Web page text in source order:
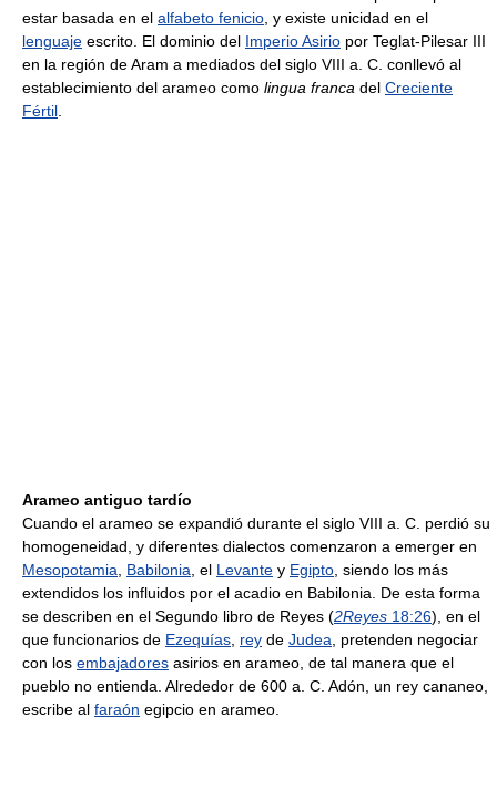
estar basada en el alfabeto fenicio , y existe unicidad en el
lenguaje escrito. El dominio del Imperio Asirio por Teglat-Pilesar III
en la región de Aram a mediados del siglo VIII a. C. conllevó al
establecimiento del arameo como lingua franca del Creciente
Fértil
Arameo antiguo tardío
Cuando el arameo se expandió durante el siglo VIII a. C. perdió su
homogeneidad, y diferentes dialectos comenzaron a emerger en
Mesopotamia
Babilonia , el Levante y Egipto , siendo los más
extendidos los influidos por el acadio en Babilonia. De esta forma
se describen en el Segundo libro de Reyes (2Reyes 18:26), en el
que funcionarios de Ezequías rey de Judea , pretenden negociar
con los embajadores asirios en arameo, de tal manera que el
pueblo no entienda. Alrededor de 600 a. C. Adón, un rey cananeo,
escribe al faraón egipcio en arameo.